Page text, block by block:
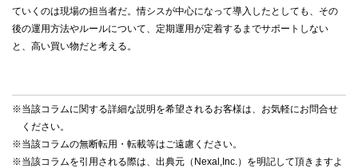
ていくのは現場の担当者だ。情シスが中心になって導入したとしても、その
後の運用方法やルールについて、定期運用が定着するまでサポートしない
と、高い買い物だと考える。
※当該コラムに関する詳細な説明を希望されるお客様は、お気軽にお問合せ
ください。
※当該コラムの無断転用・転載等はご遠慮ください。
※当該コラムを引用される際は、出典元（Nexal,Inc.）を明記して頂きますよ